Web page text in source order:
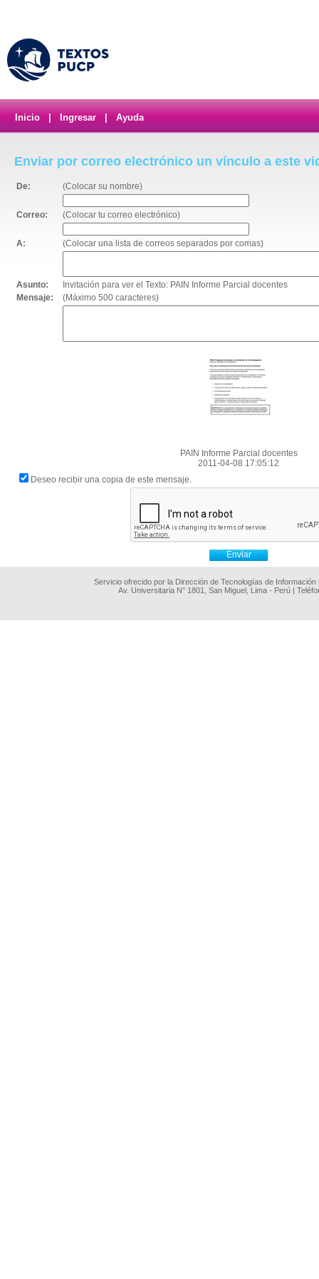
Inicio Ingresar Ayuda
Enviar por correo electrónico un vínculo a este
De: (Colocar su nombre)
Correo: (Colocar tu correo electrónico)
A: (Colocar una lista de correos separados por comas)
Asunto:
Invitación para ver el Texto: PAIN Informe Parcial docentes
Mensaje:
(Máximo 500 caracteres)
PAIN Informe Parcial docentes
2011-04-08 17:05:12
Deseo recibir una copia de este mensaje.
Servicio ofrecido por la Dirección de Tecnologías de
Av. Universitaria N° 1801, San Miguel, Lima - Perú |